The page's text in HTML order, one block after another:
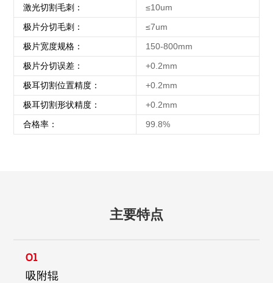
激光切割毛刺：
≤10um
极片分切毛刺：
≤7um
极片宽度规格：
150-800mm
极片分切误差：
+0.2mm
极耳切割位置精度：
+0.2mm
极耳切割形状精度：
+0.2mm
合格率：
99.8%
主要特点
01
吸附辊